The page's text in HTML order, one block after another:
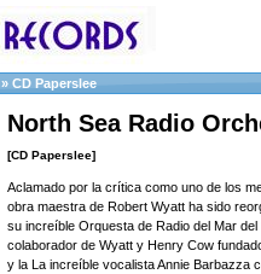
» CD Paperslee
North Sea Radio
[CD Paperslee]
Aclamado por la crítica como uno de los
obra maestra de Robert Wyatt ha sido
su increíble Orquesta de Radio del Mar
colaborador de Wyatt y Henry Cow
y la La increíble vocalista Annie Barbazza